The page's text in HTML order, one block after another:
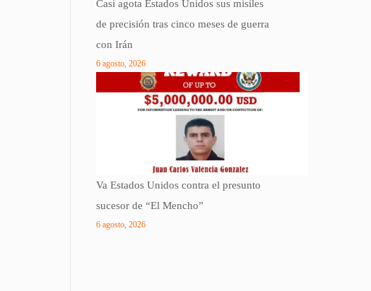
Casi agota Estados Unidos sus misiles
de precisión tras cinco meses de guerra
con Irán
6 agosto, 2026
Va Estados Unidos contra el presunto
sucesor de “El Mencho”
6 agosto, 2026